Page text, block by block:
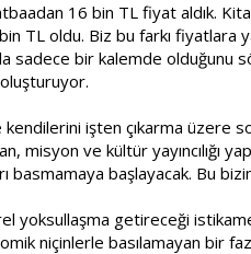
16 bin TL fiyat aldık.
TL oldu. Biz bu farkı fiyatlara
sadece bir kalemde olduğunu
işten çıkarma üzere
misyon ve kültür
basmamaya başlayacak. Bu
yoksullaşma getireceği
niçinlerle basılamayan bir